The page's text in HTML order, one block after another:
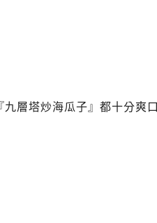
層塔炒海瓜子』都十分爽